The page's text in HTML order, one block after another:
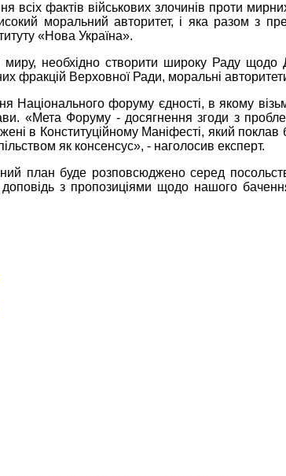
всіх фактів військових злочинів проти
моральний авторитет, і яка разом з
«Нова Україна».
необхідно створити широку Раду щодо
фракцій Верховної Ради, моральні
форуму єдності, в якому
«Мета Форуму - досягнення згоди з
в Конституційному Маніфесті, який
як консенсус», - наголосив експерт.
план буде розповсюджено серед
з пропозиціями щодо нашого бачення